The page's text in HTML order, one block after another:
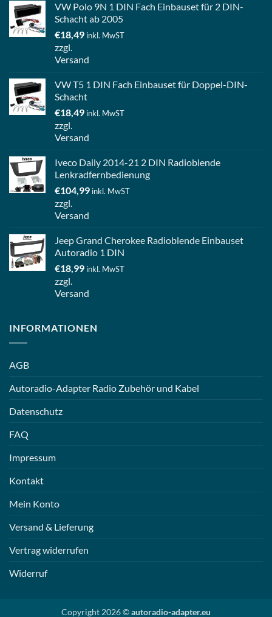
VW Polo 9N 1 DIN Fach Einbauset für 2 DIN-
Schacht ab 2005
€18,49 inkl. MwST
zzgl.
Versand
VW T5 1 DIN Fach Einbauset für Doppel-DIN-
Schacht
€18,49 inkl. MwST
zzgl.
Versand
Iveco Daily 2014-21 2 DIN Radioblende
Lenkradfernbedienung
€104,99 inkl. MwST
zzgl.
Versand
Jeep Grand Cherokee Radioblende Einbauset
Autoradio 1 DIN
€18,99 inkl. MwST
zzgl.
Versand
INFORMATIONEN
AGB
Autoradio-Adapter Radio Zubehör und Kabel
Datenschutz
FAQ
Impressum
Kontakt
Mein Konto
Versand & Lieferung
Vertrag widerrufen
Widerruf
Copyright 2026 ©autoradio-adapter.eu